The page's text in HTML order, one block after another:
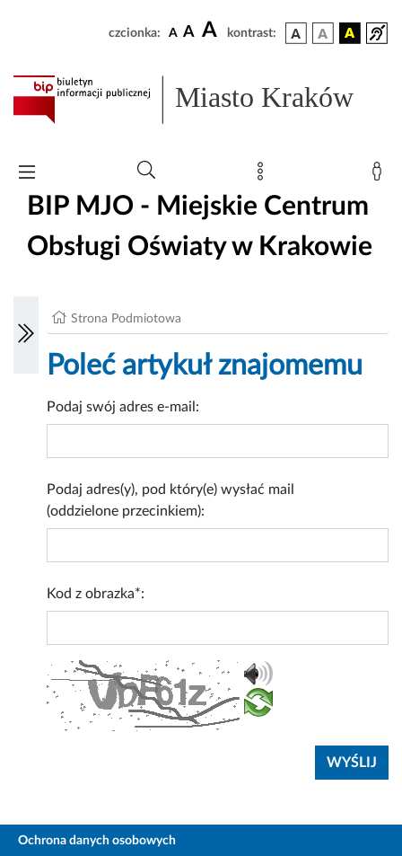
czcionka: A A A kontrast:
Miasto Kraków
BIP MJO - Miejskie Centrum
Obsługi Oświaty w Krakowie
Strona Podmiotowa
Poleć artykuł znajomemu
Podaj swój adres e-mail:
Podaj adres(y), pod który(e) wysłać mail
(oddzielone przecinkiem):
Kod z obrazka*:
Ochrona danych osobowych